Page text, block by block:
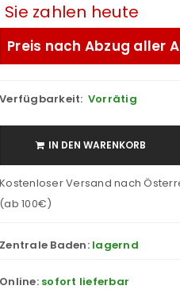
Sie zahlen heute
Preis nach Abzug aller
Verfügbarkeit: Vorrätig
IN DEN WARENKORB
Kostenloser Versand nach
(ab 100€)
Zentrale Baden: lagernd
Online: sofort lieferbar